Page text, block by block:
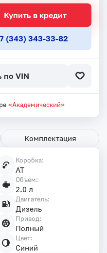
Купить в кредит
(343) 343-33-82
по VIN
«Академический»
Комплектация
Коробка:
AT
Объем:
2.0 л
Двигатель:
Дизель
Привод:
Полный
Цвет:
Синий